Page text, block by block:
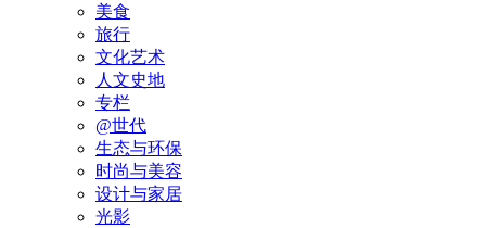
美食
旅行
文化艺术
人文史地
专栏
@世代
生态与环保
时尚与美容
设计与家居
光影